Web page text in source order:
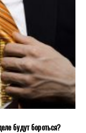
будут бороться?